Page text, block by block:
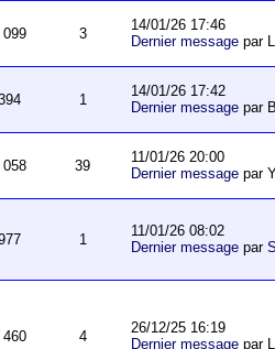
099 3
14/01/26 17:46
Dernier messagepar
1
14/01/26 17:42
Dernier messagepar
058 39
11/01/26 20:00
Dernier messagepar
1
11/01/26 08:02
Dernier messagepar
460 4
26/12/25 16:19
Dernier messagepar